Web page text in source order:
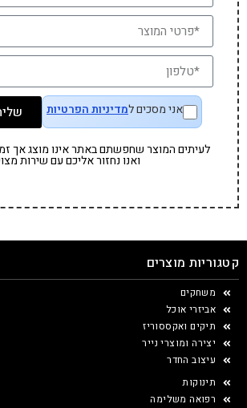
אני מסכים למדיניות הפרטיות
לעיתים המוצר שחפשתם באתר אינו מוצג אך
ואנו נחזור אליכם עם שירות
קטגוריות מוצרים
משחקים
אביזרי אוכל
תיקים ואקססוריז
יצירה ומוצרי נייר
עיצוב החדר
תינוקות
רפואה משלימה